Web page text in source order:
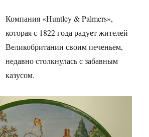
Компания «Huntley & Palmers»,
которая с 1822 года радует жителей
Великобритании своим печеньем,
недавно столкнулась с забавным
казусом.